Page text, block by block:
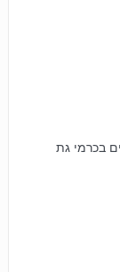
בכרמי גת